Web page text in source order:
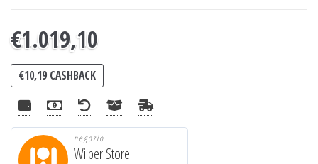
€1.019,10
€10,19CASHBACK
negozio
Wiiper Store